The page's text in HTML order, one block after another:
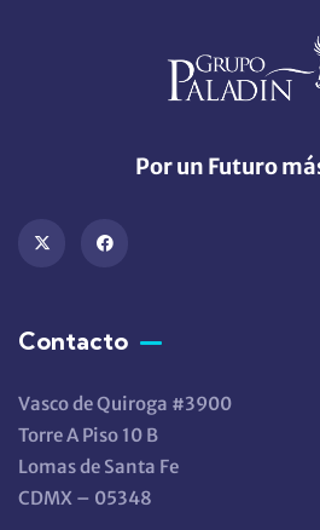
Por un Futuro
Contacto
Vasco de Quiroga #3900
Torre A Piso 10 B
Lomas de Santa Fe
CDMX – 05348